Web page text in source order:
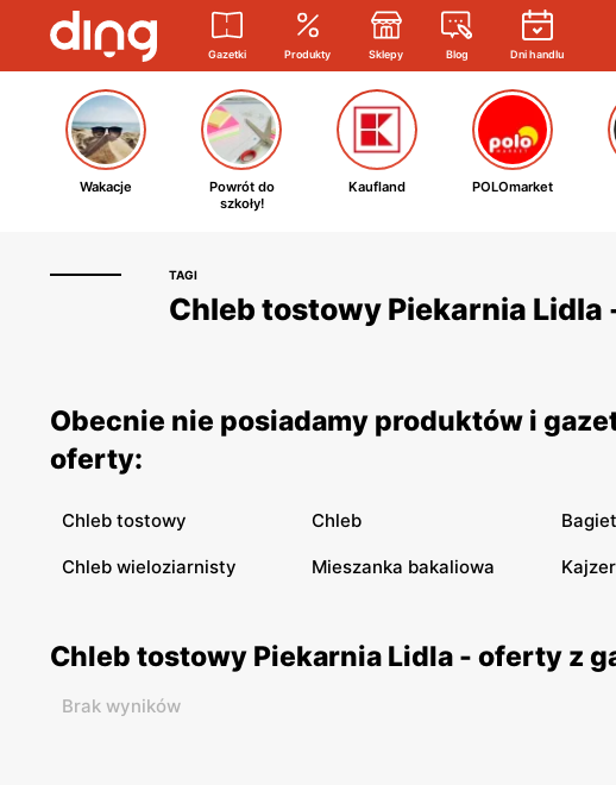
Gazetki Produkty Sklepy Blog Dni handlu
Wakacje
Powrót do
szkoły!
Kaufland POLOmarket
TAGI
Chleb tostowy Piekarnia
Obecnie nie posiadamy produktów i
oferty:
Chleb tostowy Chleb
Chleb wieloziarnisty Mieszanka bakaliowa
Chleb tostowy Piekarnia Lidla - oferty z
Brak wyników